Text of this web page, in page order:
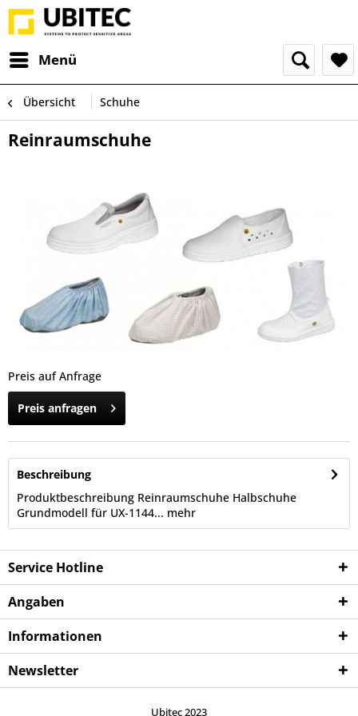
Menü
Übersicht Schuhe
Reinraumschuhe
Preis auf Anfrage
Preis anfragen
Beschreibung
Produktbeschreibung Reinraumschuhe Halbschuhe
Grundmodell für UX-1144... mehr
Service Hotline
Angaben
Informationen
Newsletter
Ubitec 2023